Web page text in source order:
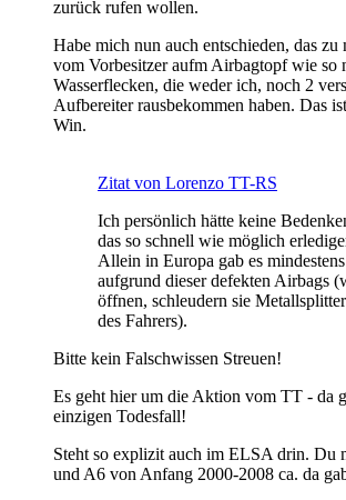
zurück rufen wollen.
Habe mich nun auch entschieden, das zu
vom Vorbesitzer aufm Airbagtopf wie so
Wasserflecken, die weder ich, noch 2
Aufbereiter rausbekommen haben. Das
Win.
Zitat von Lorenzo TT-RS
Ich persönlich hätte keine
das so schnell wie möglich
Allein in Europa gab es
aufgrund dieser defekten Airbags
öffnen, schleudern sie
des Fahrers).
Bitte kein Falschwissen Streuen!
Es geht hier um die Aktion vom TT - da
einzigen Todesfall!
Steht so explizit auch im ELSA drin. Du
und A6 von Anfang 2000-2008 ca. da